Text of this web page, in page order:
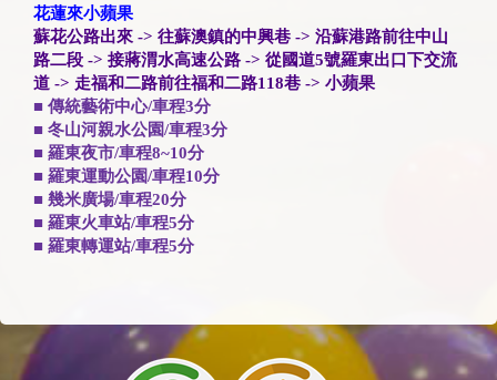
花蓮來小蘋果
蘇花公路出來 -> 往蘇澳鎮的中興巷 -> 沿蘇港路前往中山
路二段 -> 接蔣渭水高速公路 -> 從國道5號羅東出口下交流
道 -> 走福和二路前往福和二路118巷 -> 小蘋果
■ 傳統藝術中心/車程3分
■ 冬山河親水公園/車程3分
■ 羅東夜市/車程8~10分
■ 羅東運動公園/車程10分
■ 幾米廣場/車程20分
■ 羅東火車站/車程5分
■ 羅東轉運站/車程5分